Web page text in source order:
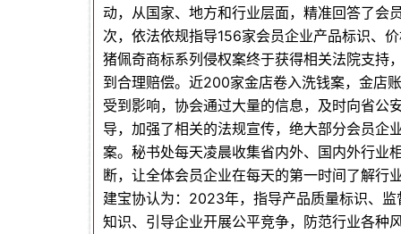
动，从国家、地方和行业层面，精准回答了会
次，依法依规指导156家会员企业产品标识、
猪佩奇商标系列侵权案终于获得相关法院支持
到合理赔偿。近200家金店卷入洗钱案，金店
受到影响，协会通过大量的信息，及时向省公
导，加强了相关的法规宣传，绝大部分会员企
案。秘书处每天凌晨收集省内外、国内外行业
断，让全体会员企业在每天的第一时间了解行
建宝协认为：2023年，指导产品质量标识、
知识、引导企业开展公平竞争，防范行业各种